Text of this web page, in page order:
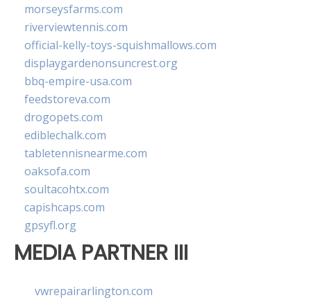
morseysfarms.com
riverviewtennis.com
official-kelly-toys-squishmallows.com
displaygardenonsuncrest.org
bbq-empire-usa.com
feedstoreva.com
drogopets.com
ediblechalk.com
tabletennisnearme.com
oaksofa.com
soultacohtx.com
capishcaps.com
gpsyfl.org
MEDIA PARTNER III
vwrepairarlington.com